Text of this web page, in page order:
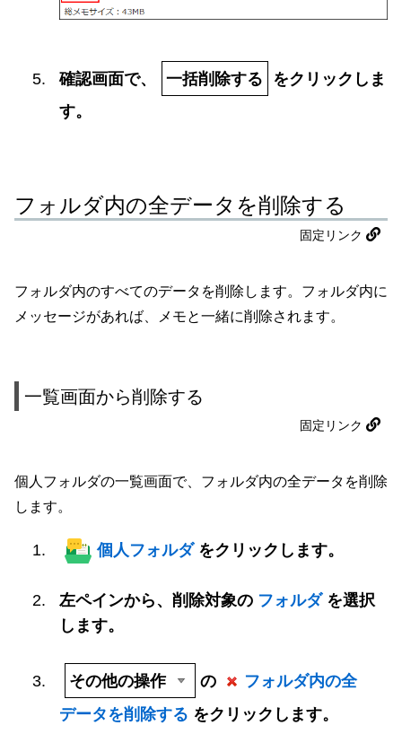
確認画面で、 一括削除する
をクリックしま
す。
フォルダ内の全データを削除する
固定リンク
フォルダ内のすべてのデータを削除します。フォルダ内に
メッセージがあれば、メモと一緒に削除されます。
一覧画面から削除する
固定リンク
個人フォルダの一覧画面で、フォルダ内の全データを削除
します。
個人フォルダ をクリックします。
左ペインから、削除対象の フォルダ を選択
します。
その他の操作 の
フォルダ内の全
データを削除する をクリックします。